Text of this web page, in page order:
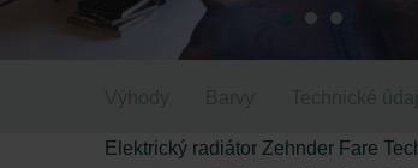
Výhody Barvy Technické
Elektrický radiátor Zehnder Fare